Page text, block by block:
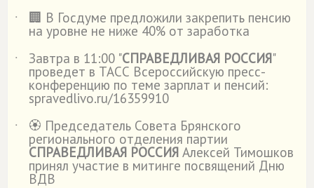
˙
🏢 В Госдуме предложили закрепить пенсию
на уровне не ниже 40% от заработка
˙
Завтра в 11:00 "СПРАВЕДЛИВАЯ РОССИЯ"
проведет в ТАСС Всероссийскую пресс-
конференцию по теме зарплат и пенсий:
spravedlivo.ru/16359910
˙
🏵️ Председатель Совета Брянского
регионального отделения партии
СПРАВЕДЛИВАЯ РОССИЯ Алексей Тимошков
принял участие в митинге посвящений Дню
ВДВ